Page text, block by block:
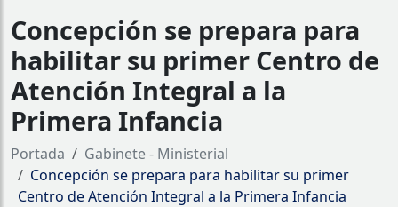
Concepción se prepara para
habilitar su primer Centro de
Atención Integral a la
Primera Infancia
Portada
Gabinete - Ministerial
Concepción se prepara para habilitar su primer
Centro de Atención Integral a la Primera Infancia